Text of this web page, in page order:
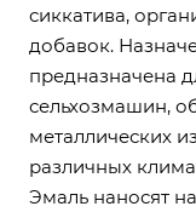
сиккатива,
добавок.
предназначена
сельхозмашин,
металлических
различных
Эмаль наносят